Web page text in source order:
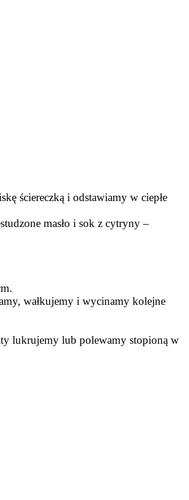
ściereczką i odstawiamy w ciepłe
masło i sok z cytryny –
wałkujemy i wycinamy kolejne
lukrujemy lub polewamy stopioną w